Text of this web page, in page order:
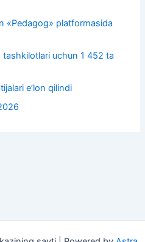
«Pedagog» platformasida
tashkilotlari uchun 1 452 ta
e’lon qilindi